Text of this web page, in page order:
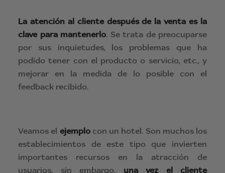
La atención al cliente después de la venta es la
clave para mantenerlo. Se trata de preocuparse
por sus inquietudes, los problemas que ha
podido tener con el producto o servicio, etc., y
mejorar en la medida de lo posible con el
feedback recibido.
Veamos el ejemplocon un hotel. Son muchos los
establecimientos de este tipo que invierten
importantes recursos en la atracción de
usuarios, sin embargo, una vez el cliente